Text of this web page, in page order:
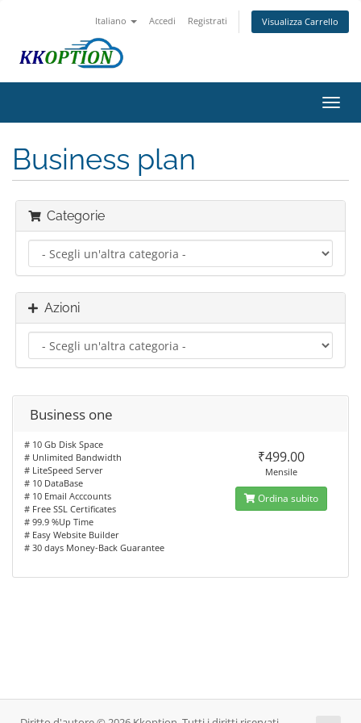
Italiano Accedi Registrati Visualizza Carrello
Attiva
Business plan
Categorie
Azioni
Business one
# 10 Gb Disk Space
# Unlimited Bandwidth
# LiteSpeed Server
# 10 DataBase
# 10 Email Acccounts
# Free SSL Certificates
# 99.9 %Up Time
# Easy Website Builder
# 30 days Money-Back Guarantee
₹499.00
Mensile
Ordina subito